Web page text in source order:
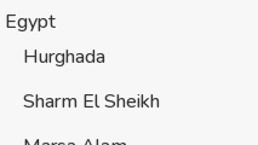
Egypt
Hurghada
Sharm El Sheikh